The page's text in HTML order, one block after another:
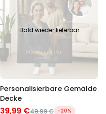
Bald wieder lieferbar
Personalisierbare Gemälde
Decke
39,99 €49,99 € -20%